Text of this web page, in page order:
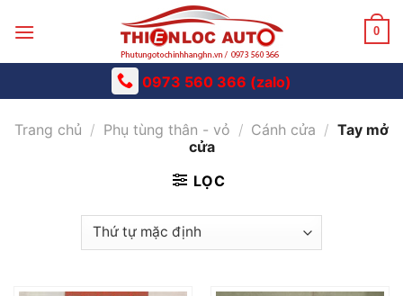
0
0973 560 366 (zalo)
Trang chủ / Phụ tùng thân - vỏ / Cánh cửa / Tay mở
cửa
LỌC